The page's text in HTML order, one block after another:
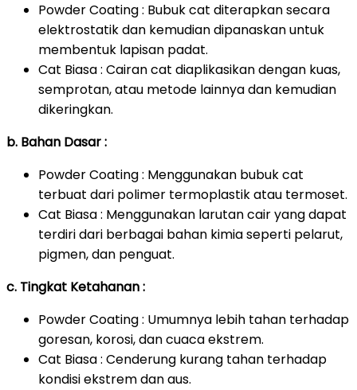
Powder Coating : Bubuk cat diterapkan secara
elektrostatik dan kemudian dipanaskan untuk
membentuk lapisan padat.
Cat Biasa : Cairan cat diaplikasikan dengan kuas,
semprotan, atau metode lainnya dan kemudian
dikeringkan.
b. Bahan Dasar :
Powder Coating : Menggunakan bubuk cat
terbuat dari polimer termoplastik atau termoset.
Cat Biasa : Menggunakan larutan cair yang dapat
terdiri dari berbagai bahan kimia seperti pelarut,
pigmen, dan penguat.
c. Tingkat Ketahanan :
Powder Coating : Umumnya lebih tahan terhadap
goresan, korosi, dan cuaca ekstrem.
Cat Biasa : Cenderung kurang tahan terhadap
kondisi ekstrem dan aus.